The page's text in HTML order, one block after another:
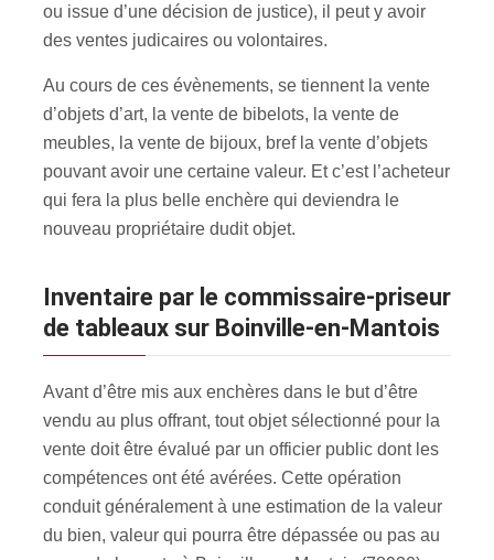
ou issue d’une décision de justice), il peut y avoir
des ventes judicaires ou volontaires.
Au cours de ces évènements, se tiennent la vente
d’objets d’art, la vente de bibelots, la vente de
meubles, la vente de bijoux, bref la vente d’objets
pouvant avoir une certaine valeur. Et c’est l’acheteur
qui fera la plus belle enchère qui deviendra le
nouveau propriétaire dudit objet.
inventaire par le commissaire-priseur
de tableaux sur Boinville-en-Mantois
Avant d’être mis aux enchères dans le but d’être
vendu au plus offrant, tout objet sélectionné pour la
vente doit être évalué par un officier public dont les
compétences ont été avérées. Cette opération
conduit généralement à une estimation de la valeur
du bien, valeur qui pourra être dépassée ou pas au